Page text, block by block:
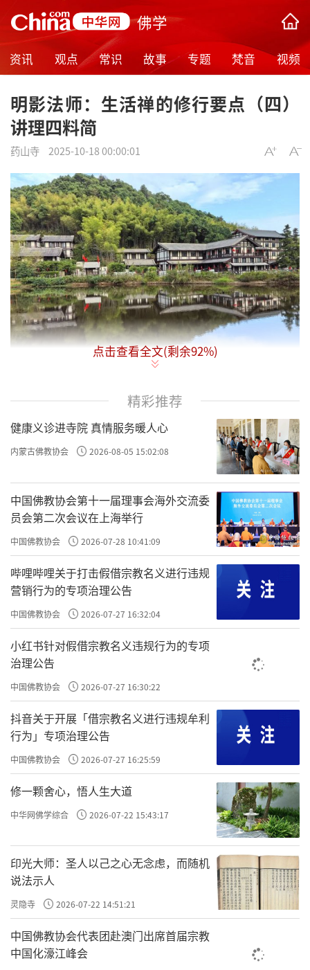
佛学
资讯 观点 常识 故事 专题 梵音 视频
明影法师：生活禅的修行要点（四）
讲理四料简
药山寺 2025-10-18 00:00:01
在做事中，尤其是在人与人的相处中，我
们怎么来面对事务的合理性和人事上的是
非呢？这需要运用佛法不断地打磨和提升
理性修养的层次。关于理性修养，大概有
四种不同层次。
讲理四料简
第一种情况，公说公有理，婆说婆有理。
一般人都是以自己的好恶为中心，以自己
的利益为中心，讲的都是对自己有利的
理。比如夫妻吵架，常常认为对方一无是
处，自己一点错都没有，多少人劝说也不
行，所以才会“清官难断家务事”。
这时讲的都不是公理，讲理只是工具，功
利才是实质，属于不讲理。但这样的人并
不是总有烦恼，因为“事不关己，高高挂
起”，他很简单，不关心别人的事，也不关
心天下的事，只关心自己，只要自己不吃
点击查看全文(剩余92%)
精彩推荐
健康义诊进寺院 真情服务暖人心
内蒙古佛教协会 2026-08-05 15:02:08
中国佛教协会第十一届理事会海外交流委
员会第二次会议在上海举行
中国佛教协会 2026-07-28 10:41:09
哔哩哔哩关于打击假借宗教名义进行违规
营销行为的专项治理公告
中国佛教协会 2026-07-27 16:32:04
小红书针对假借宗教名义违规行为的专项
治理公告
中国佛教协会 2026-07-27 16:30:22
抖音关于开展「借宗教名义进行违规牟利
行为」专项治理公告
中国佛教协会 2026-07-27 16:25:59
修一颗舍心，悟人生大道
中华网佛学综合 2026-07-22 15:43:17
印光大师：圣人以己之心无念虑，而随机
说法示人
灵隐寺 2026-07-22 14:51:21
中国佛教协会代表团赴澳门出席首届宗教
中国化濠江峰会